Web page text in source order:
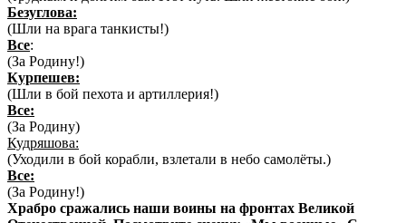
Безуглова:
(Шли на врага танкисты!)
Все:
(За Родину!)
Курпешев:
(Шли в бой пехота и артиллерия!)
Все:
(За Родину)
Кудряшова:
(Уходили в бой корабли, взлетали в небо самолёты.)
Все:
(За Родину!)
Храбро сражались наши воины на фронтах Великой